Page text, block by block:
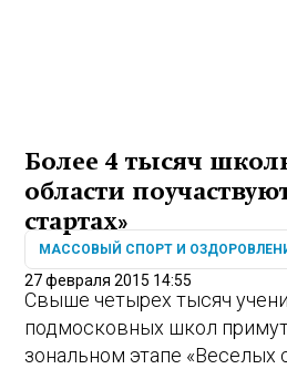
Более 4 тысяч
области
стартах»
МАССОВЫЙ СПОРТ И
27 февраля 2015 14:55
Свыше четырех тысяч
подмосковных школ
зональном этапе «Веселых